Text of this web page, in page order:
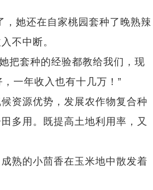
她还在自家桃园套种了晚熟辣
不中断。
把套种的经验都教给我们，现
一年收入也有十几万！”
资源优势，发展农作物复合种
多用。既提高土地利用率，又
熟的小茴香在玉米地中散发着